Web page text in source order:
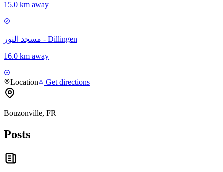
15.0 km away
مسجد النور - Dillingen
16.0 km away
Location Get directions
Bouzonville, FR
Posts